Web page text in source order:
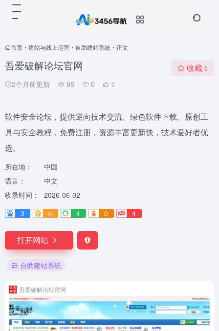
首页 • 建站与线上运营 • 自助建站系统 • 正文
吾爱破解论坛官网
2个月前更新 95 0 0
收藏 0
软件安全论坛，提供逆向技术交流、绿色软件下载、原创工
具与安全教程，免费注册，资源丰富更新快，技术爱好者优
选。
所在地：
中国
语言：
中文
收录时间：
2026-06-02
3
4- 4 0 4
打开网站
自助建站系统
吾爱破解论坛官网